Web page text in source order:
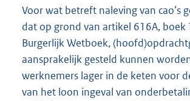
Voor wat betreft naleving van cao’s
dat op grond van artikel 616A, boek
Burgerlijk Wetboek,
aansprakelijk gesteld kunnen
werknemers lager in de keten voor
van het loon ingeval van